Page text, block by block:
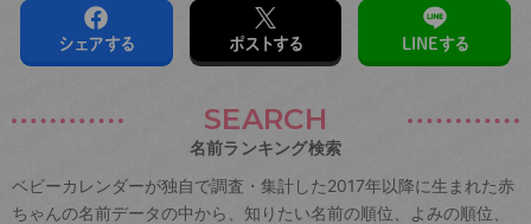
シェアする ポストする LINEする
SEARCH
名前ランキング検索
ベビーカレンダーが独自で調査・集計した2017年以降に生まれた赤
ちゃんの名前データの中から、知りたい名前の順位、よみの順位、